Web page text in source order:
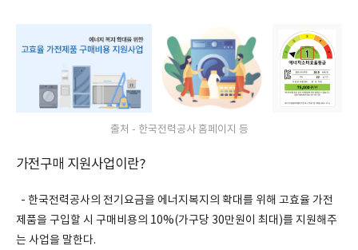
출처 - 한국전력공사 홈페이지 등
가전구매 지원사업이란?
- 한국전력공사의 전기요금을 에너지복지의 확대를 위해 고효율 가전
제품을 구입할 시 구매비용의 10%(가구당 30만원이 최대)를 지원해주
는 사업을 말한다.